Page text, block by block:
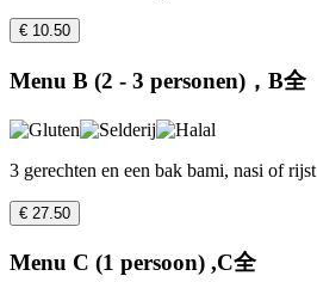
€ 10.50
Menu B (2 - 3 personen)，B全
3 gerechten en een bak bami, nasi of rijst
€ 27.50
Menu C (1 persoon) ,C全